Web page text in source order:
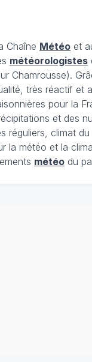
Chaîne Météo et
météorologistes
Chamrousse).
très réactif et
pour la
et des
réguliers, climat
la météo et la
météo du